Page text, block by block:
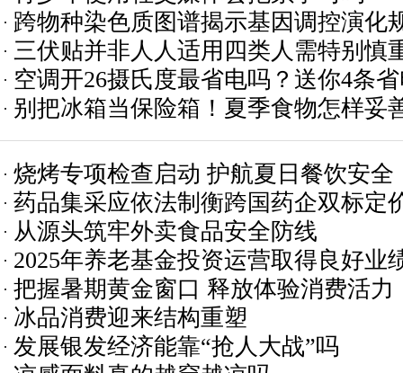
跨物种染色质图谱揭示基因调控演化
三伏贴并非人人适用四类人需特别慎
空调开26摄氏度最省电吗？送你4条
别把冰箱当保险箱！夏季食物怎样妥
用？
烧烤专项检查启动 护航夏日餐饮安全
药品集采应依法制衡跨国药企双标定
从源头筑牢外卖食品安全防线
2025年养老基金投资运营取得良好业
把握暑期黄金窗口 释放体验消费活力
冰品消费迎来结构重塑
发展银发经济能靠“抢人大战”吗